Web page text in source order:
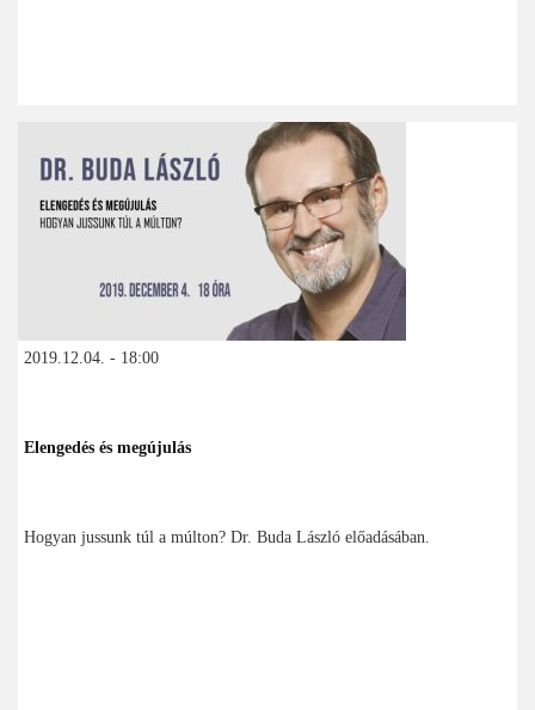
2019.12.04. - 18:00
Elengedés és megújulás
Hogyan jussunk túl a múlton? Dr. Buda László előadásában.